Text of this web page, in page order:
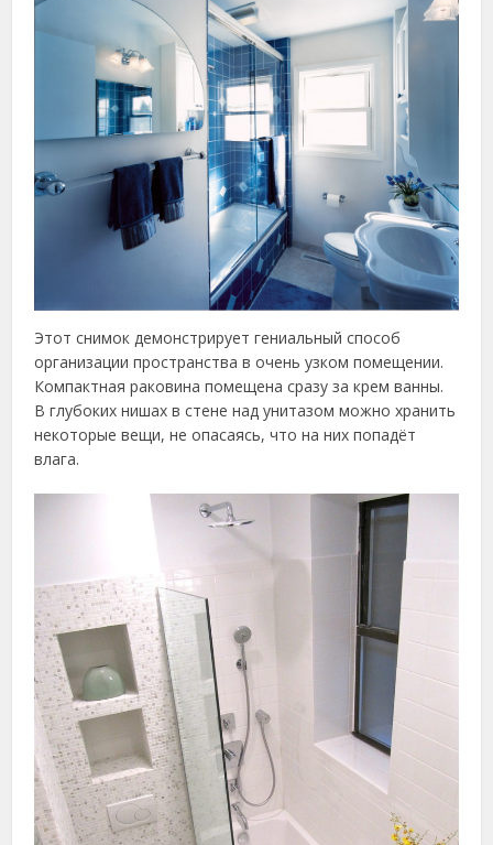
Этот снимок демонстрирует гениальный способ
организации пространства в очень узком помещении.
Компактная раковина помещена сразу за крем ванны.
В глубоких нишах в стене над унитазом можно хранить
некоторые вещи, не опасаясь, что на них попадёт
влага.